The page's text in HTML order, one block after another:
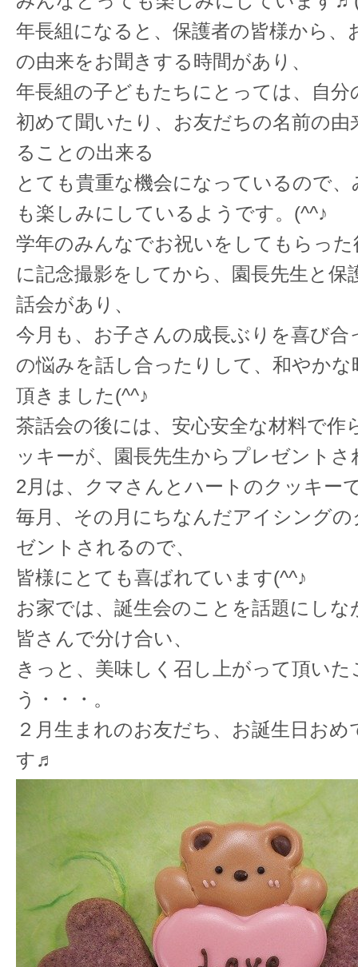
年長組になると、保護者の皆様から、
の由来をお聞きする時間があり、
年長組の子どもたちにとっては、自分
初めて聞いたり、お友だちの名前の由
ることの出来る
とても貴重な機会になっているので
も楽しみにしているようです。(^^♪
学年のみんなでお祝いをしてもらっ
に記念撮影をしてから、園長先生と保
話会があり、
今月も、お子さんの成長ぶりを喜び合
の悩みを話し合ったりして、和やか
頂きました(^^♪
茶話会の後には、安心安全な材料で作
ッキーが、園長先生からプレゼントさ
2月は、クマさんとハートのクッキー
毎月、その月にちなんだアイシング
ゼントされるので、
皆様にとても喜ばれています(^^♪
お家では、誕生会のことを話題にしな
皆さんで分け合い、
きっと、美味しく召し上がって頂い
う・・・。
２月生まれのお友だち、お誕生日お
す♬